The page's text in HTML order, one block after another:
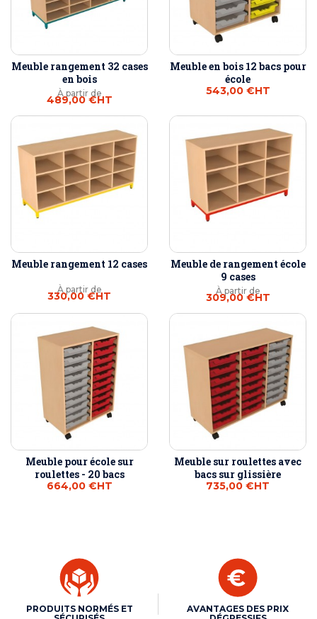
Meuble rangement 32 cases
en bois
À partir de
489,00 €HT
Meuble en bois 12 bacs pour
école
543,00 €HT
Meuble rangement 12 cases
À partir de
330,00 €HT
Meuble de rangement école
9 cases
À partir de
309,00 €HT
Meuble pour école sur
roulettes - 20 bacs
664,00 €HT
Meuble sur roulettes avec
bacs sur glissière
735,00 €HT
PRODUITS NORMÉS ET
AVANTAGES DES PRIX